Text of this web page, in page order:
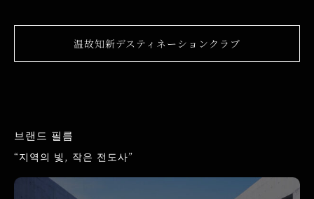
温故知新デスティネーションクラブ
브랜드 필름
“지역의 빛, 작은 전도사”